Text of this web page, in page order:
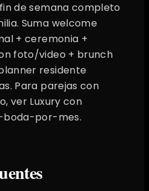
de semana completo
Suma welcome
+ ceremonia +
foto/video + brunch
residente
Para parejas con
ver Luxury con
boda-por-mes.